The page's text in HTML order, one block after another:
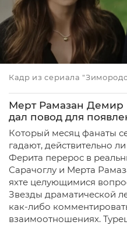
Кадр из сериала
Мерт Рамазан Демир
дал повод для
Который месяц фанаты
гадают, действительно
Ферита перерос в
Сарачоглу и Мерта
яхте целующимися
Звезды драматической
как-либо
взаимоотношениях.